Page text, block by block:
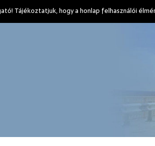
Tájékoztatjuk, hogy a honlap felhasználói